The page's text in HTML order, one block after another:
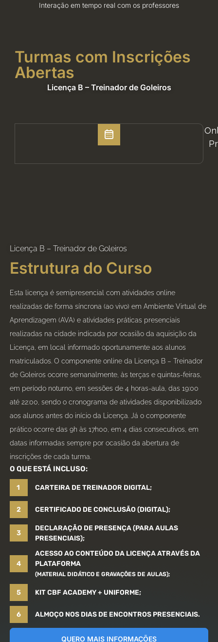
Interação em tempo real com os professores
Turmas com Inscrições
Abertas
Licença B – Treinador de Goleiros
Licença B – Treinador de Goleiros
Estrutura do Curso
Esta licença é semipresencial com atividades online
realizadas de forma síncrona (ao vivo) em Ambiente Virtual de
Aprendizagem (AVA) e atividades práticas presenciais
realizadas na cidade indicada por ocasião da aquisição da
Licença, em local informado oportunamente aos alunos
matriculados. O componente online da Licença B – Treinador
de Goleiros ocorre semanalmente, às terças e quintas-feiras,
em período noturno, em sessões de 4 horas-aula, das 19:00
até 22:00, sendo o cronograma de atividades disponibilizado
aos alunos antes do início da Licença. Já o componente
prático ocorre das 9h às 17h00, em 4 dias consecutivos, em
datas informadas sempre por ocasião da abertura de
inscrições de cada turma.
O QUE ESTÁ INCLUSO:
1 CARTEIRA DE TREINADOR DIGITAL;
2 CERTIFICADO DE CONCLUSÃO (DIGITAL);
3
DECLARAÇÃO DE PRESENÇA (PARA AULAS
PRESENCIAIS);
4
ACESSO AO CONTEÚDO DA LICENÇA ATRAVÉS DA
PLATAFORMA
(MATERIAL DIDÁTICO E GRAVAÇÕES DE AULAS);
5 KIT CBF ACADEMY + UNIFORME;
6 ALMOÇO NOS DIAS DE ENCONTROS PRESENCIAIS.
QUERO MAIS INFORMAÇÕES